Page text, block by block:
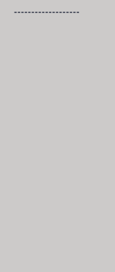
-------------------